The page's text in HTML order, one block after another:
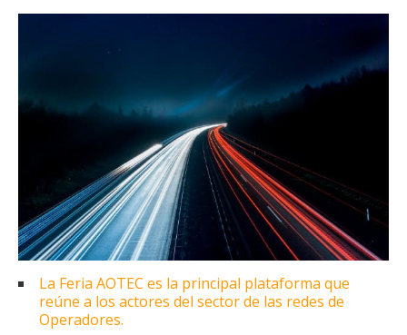
La Feria AOTEC es la principal plataforma que
reúne a los actores del sector de las redes de
Operadores.